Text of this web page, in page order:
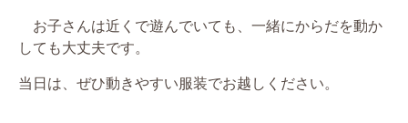
お子さんは近くで遊んでいても、一緒にからだを動か
しても大丈夫です。
当日は、ぜひ動きやすい服装でお越しください。